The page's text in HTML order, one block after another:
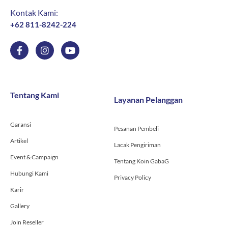
Kontak Kami:
+62 811-8242-224
F
a
o
o
f
I
n
g
r
Y
o
Tentang Kami
Garansi
Artikel
Event & Campaign
Hubungi Kami
Karir
Gallery
Join Reseller
Layanan Pelanggan
Pesanan Pembeli
Lacak Pengiriman
Tentang Koin GabaG
Privacy Policy